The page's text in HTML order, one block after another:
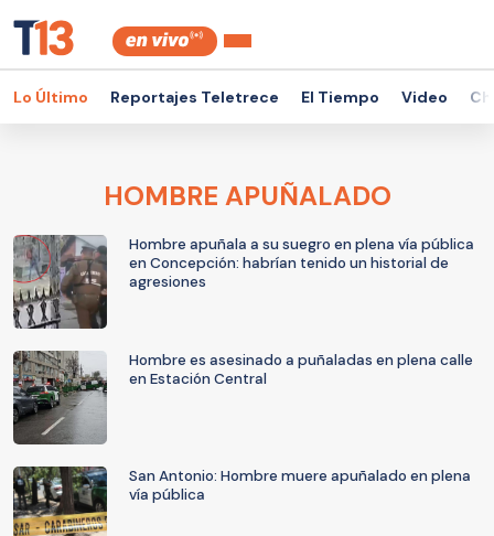
Lo Último Reportajes Teletrece El Tiempo Video
HOMBRE APUÑALADO
Hombre apuñala a su suegro en plena vía pública
en Concepción: habrían tenido un historial de
agresiones
Hombre es asesinado a puñaladas en plena calle
en Estación Central
San Antonio: Hombre muere apuñalado en plena
vía pública